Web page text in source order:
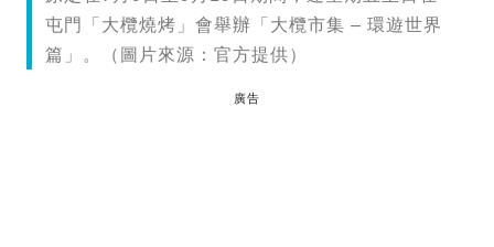
屯門「大欖燒烤」會舉辦「大欖市集 – 環遊世界
篇」。（圖片來源：官方提供）
廣告